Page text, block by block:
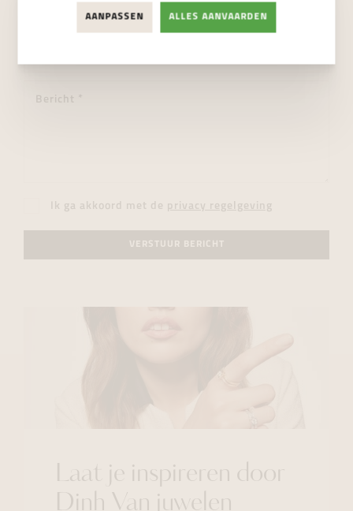
Ik ga akkoord met de privacy regelgeving
VERSTUUR BERICHT
Laat je inspireren door
Dinh Van juwelen
AANPASSEN ALLES AANVAARDEN